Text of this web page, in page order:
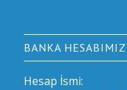
BANKA HESABIMIZ
Hesap İsmi: